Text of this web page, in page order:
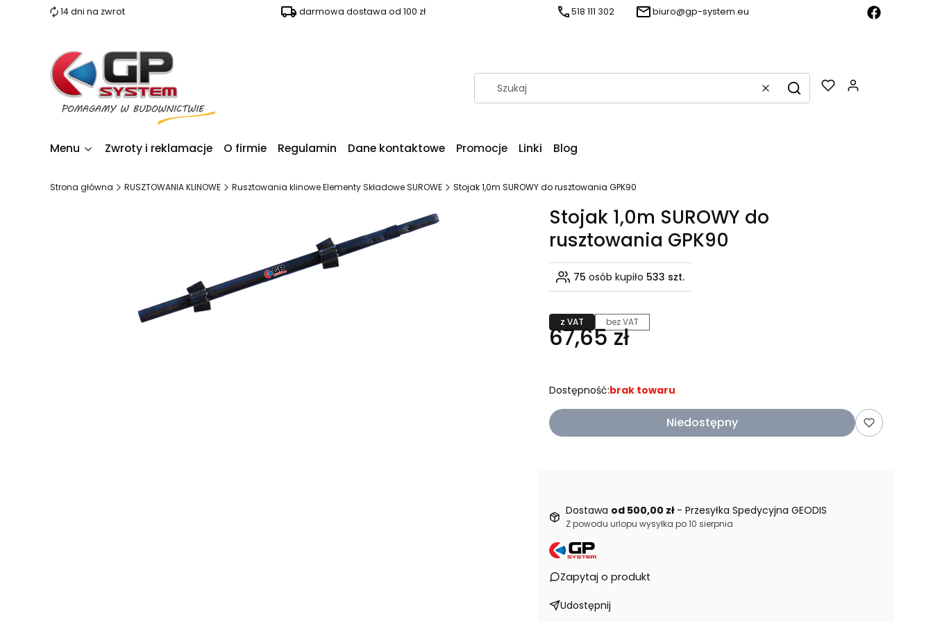
14 dni na zwrot darmowa dostawa od 100 zł 518 111 302 biuro@gp-system.eu
WyczyśćSzukaj
Menu Zwroty i reklamacje O firmie Regulamin Dane kontaktowe Promocje Linki Blog
Strona główna RUSZTOWANIA KLINOWE Rusztowania klinowe Elementy Składowe SUROWE Stojak 1,0m SUROWY do rusztowania GPK90
Stojak 1,0m SUROWY do
rusztowania GPK90
75 osób kupiło 533 szt.
z VAT bez VAT
67,65 zł
Dostępność:brak towaru
Niedostępny
Dostawa od 500,00 zł - Przesyłka Spedycyjna GEODIS
Z powodu urlopu wysyłka po 10 sierpnia
Zapytaj o produkt
Udostępnij